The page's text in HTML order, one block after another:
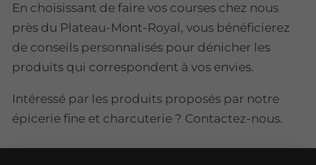
En choisissant de faire vos courses chez nous
près du Plateau-Mont-Royal, vous bénéficierez
de conseils personnalisés pour dénicher les
produits qui correspondent à vos envies.
Intéressé par les produits proposés par notre
épicerie fine et charcuterie ? Contactez-nous.